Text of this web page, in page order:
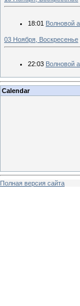
18:01 Волновой
03 Ноября, Воскресенье
22:03 Волновой
Calendar
Полная версия сайта